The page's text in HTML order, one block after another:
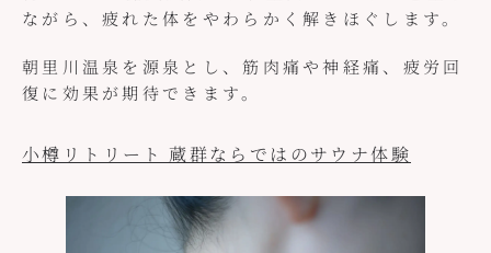
ながら、疲れた体をやわらかく解きほぐします。
朝里川温泉を源泉とし、筋肉痛や神経痛、疲労回
復に効果が期待できます。
小樽リトリート 蔵群ならではのサウナ体験